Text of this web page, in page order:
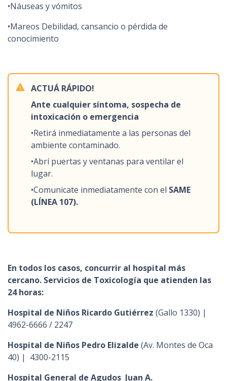
•Náuseas y vómitos
•Mareos Debilidad, cansancio o pérdida de
conocimiento
ACTUÁ RÁPIDO!
Ante cualquier síntoma, sospecha de
intoxicación o emergencia
•Retirá inmediatamente a las personas del
ambiente contaminado.
•Abrí puertas y ventanas para ventilar el
lugar.
•Comunicate inmediatamente con el SAME
(LÍNEA 107).
En todos los casos, concurrir al hospital más
cercano. Servicios de Toxicología que atienden las
24 horas:
Hospital de Niños Ricardo Gutiérrez (Gallo 1330) |
4962-6666 / 2247
Hospital de Niños Pedro Elizalde (Av. Montes de Oca
40) | 4300-2115
Hospital General de Agudos Juan A.